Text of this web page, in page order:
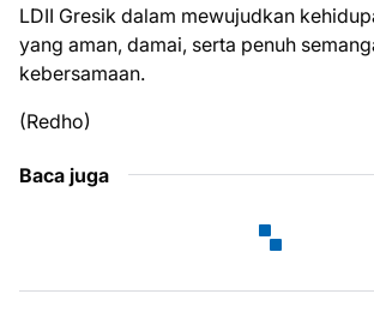
LDII Gresik dalam mewujudkan
yang aman, damai, serta penuh
kebersamaan.
(Redho)
Baca juga